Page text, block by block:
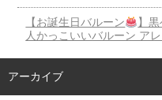
【お誕生日バルーン 】
人かっこいいバルーン ア
アーカイブ